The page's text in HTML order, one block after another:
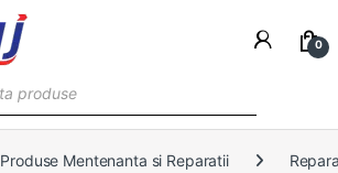
0
Produse Mentenanta si Reparatii